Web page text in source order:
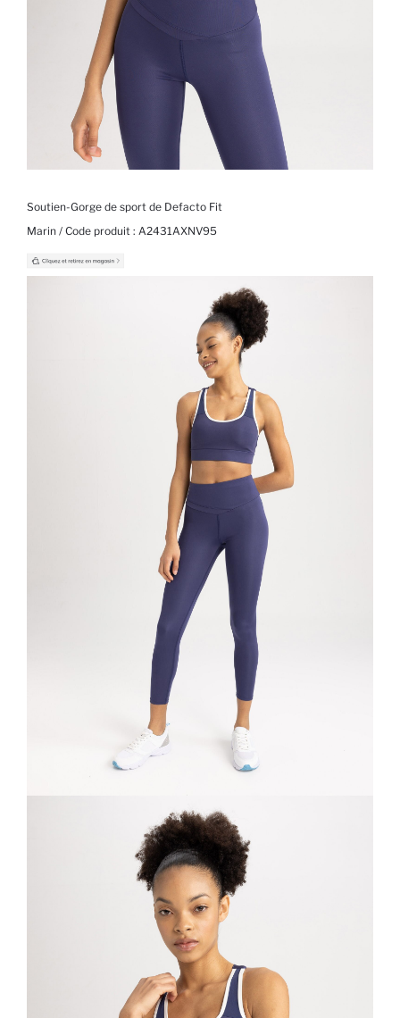
Soutien-Gorge de sport de Defacto Fit
Marin / Code produit : A2431AXNV95